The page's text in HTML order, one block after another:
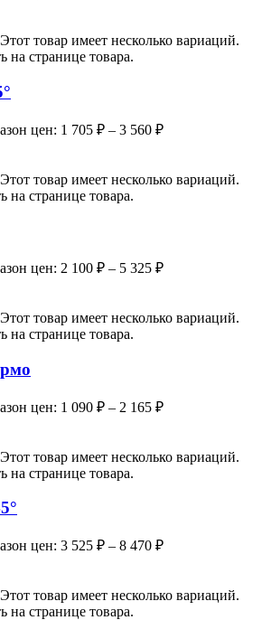
Этот товар имеет несколько вариаций.
странице товара.
цен: 1 705 ₽ – 3 560 ₽
Этот товар имеет несколько вариаций.
странице товара.
цен: 2 100 ₽ – 5 325 ₽
Этот товар имеет несколько вариаций.
странице товара.
цен: 1 090 ₽ – 2 165 ₽
Этот товар имеет несколько вариаций.
странице товара.
цен: 3 525 ₽ – 8 470 ₽
Этот товар имеет несколько вариаций.
странице товара.